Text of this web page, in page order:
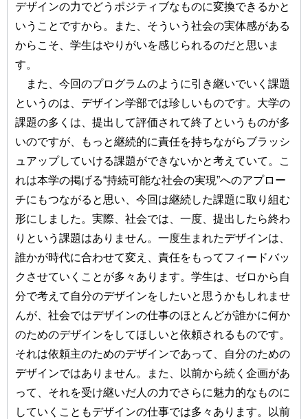
デザインの力でどうポジティブなものに変換できるかと
いうことですから。また、そういう社会の実体感がある
からこそ、学生はやりがいを感じられるのだと思いま
す。
また、今回のプログラムのように引き継いでいく課題
というのは、デザイン学部では珍しいものです。大学の
課題の多くは、提出して評価されて終了というものが多
いのですが、もっと継続的に責任を持ちながらブラッシ
ュアップしていける課題ができないかと考えていて。こ
れは本学の掲げる“持続可能な社会の実現”へのアプロー
チにもつながると思い、今回は継続した課題に取り組む
形にしました。実際、社会では、一度、提出したら終わ
りという課題はありません。一度生まれたデザインは、
誰かが時代に合わせて変え、責任をもってフィードバッ
クさせていくことが多々あります。学生は、ゼロから自
分で考えて自分のデザインをしたいと思うかもしれませ
んが、社会ではデザインの仕事のほとんどが誰かに何か
のためのデザインをしてほしいと依頼されるものです。
それは依頼主のためのデザインであって、自分のための
デザインではありません。また、以前から続く企画があ
って、それを受け継いだ人の力でさらに魅力的なものに
していくこともデザインの仕事では多々あります。以前